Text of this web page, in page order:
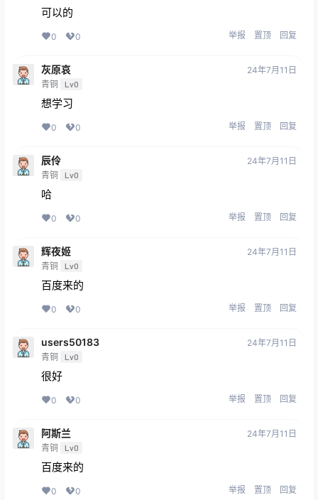
可以的
0 0 举报 置顶 回复
灰原哀
青铜 Lv0
24年7月11日
想学习
0 0 举报 置顶 回复
辰伶
青铜 Lv0
24年7月11日
哈
0 0 举报 置顶 回复
辉夜姬
青铜 Lv0
24年7月11日
百度来的
0 0 举报 置顶 回复
users50183
青铜 Lv0
24年7月11日
很好
0 0 举报 置顶 回复
阿斯兰
青铜 Lv0
24年7月11日
百度来的
0 0 举报 置顶 回复